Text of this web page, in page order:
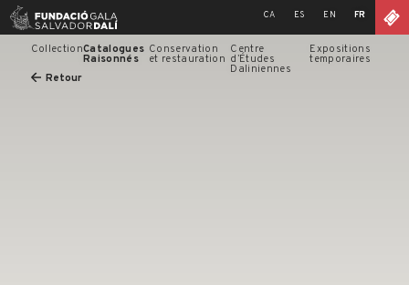
Skip
CA ES EN FR
CollectionCatalogues
Raisonnés
Conservation
et restauration
Centre
d’Études
Daliniennes
Expositions
temporaires
Retour